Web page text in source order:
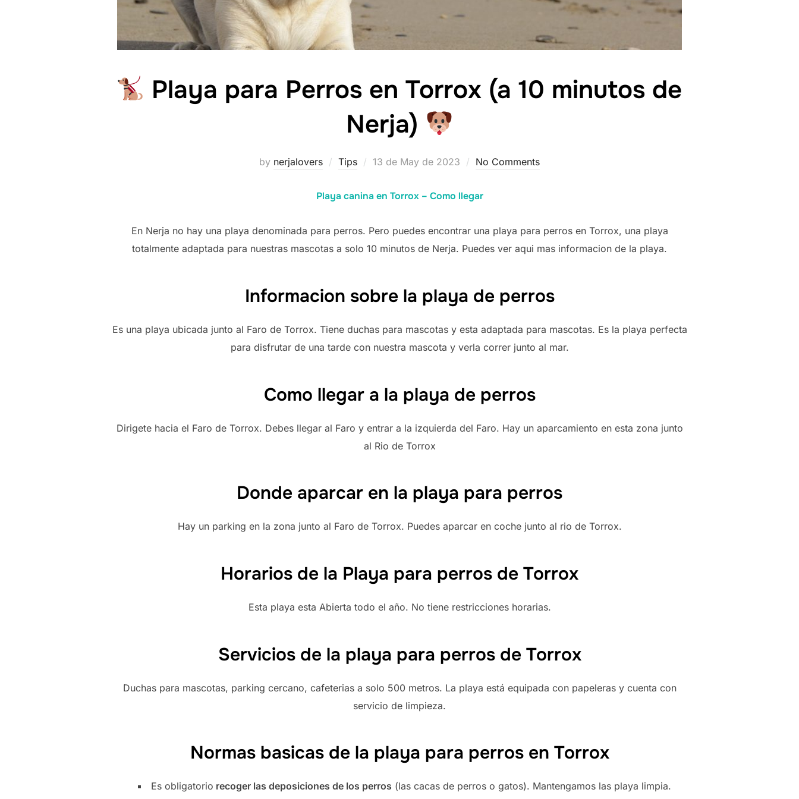
Playa para Perros en Torrox (a 10 minutos de
Nerja)
by nerjalovers Tips
Posted
13 de May de 2023 No Comments
Playa canina en Torrox – Como llegar
En Nerja no hay una playa denominada para perros. Pero puedes encontrar una playa para perros en Torrox, una playa
totalmente adaptada para nuestras mascotas a solo 10 minutos de Nerja. Puedes ver aqui mas informacion de la playa.
Informacion sobre la playa de perros
Es una playa ubicada junto al Faro de Torrox. Tiene duchas para mascotas y esta adaptada para mascotas. Es la playa perfecta
para disfrutar de una tarde con nuestra mascota y verla correr junto al mar.
Como llegar a la playa de perros
Dirigete hacia el Faro de Torrox. Debes llegar al Faro y entrar a la izquierda del Faro. Hay un aparcamiento en esta zona junto
al Rio de Torrox
Donde aparcar en la playa para perros
Hay un parking en la zona junto al Faro de Torrox. Puedes aparcar en coche junto al rio de Torrox.
Horarios de la Playa para perros de Torrox
Esta playa esta Abierta todo el año. No tiene restricciones horarias.
Servicios de la playa para perros de Torrox
Duchas para mascotas, parking cercano, cafeterias a solo 500 metros. La playa está equipada con papeleras y cuenta con
servicio de limpieza.
Normas basicas de la playa para perros en Torrox
Es obligatorio recoger las deposiciones de los perros (las cacas de perros o gatos). Mantengamos las playa limpia.